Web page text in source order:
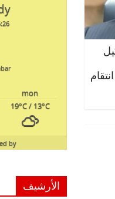
am
mon
19°C/ 13°C
by
الأرشيف